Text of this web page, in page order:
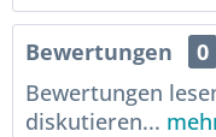
Bewertungen
0
Bewertungen
diskutieren...